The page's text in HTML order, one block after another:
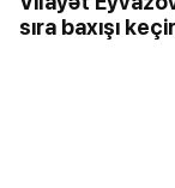
sıra baxışı